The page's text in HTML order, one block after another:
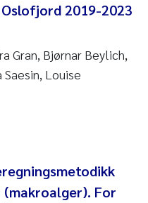
2019-2023
Gran, Bjørnar Beylich,
Louise
For